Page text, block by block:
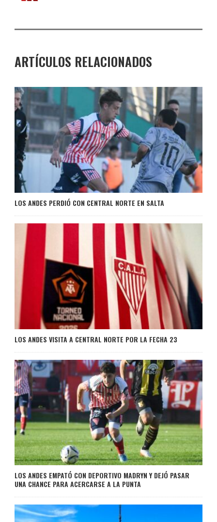
ARTÍCULOS RELACIONADOS
LOS ANDES PERDIÓ CON CENTRAL NORTE EN SALTA
LOS ANDES VISITA A CENTRAL NORTE POR LA FECHA 23
LOS ANDES EMPATÓ CON DEPORTIVO MADRYN Y DEJÓ PASAR
UNA CHANCE PARA ACERCARSE A LA PUNTA